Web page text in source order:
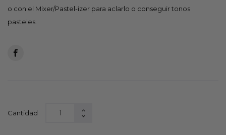
o con el Mixer/Pastel-izer para aclarlo o conseguir tonos
pasteles.
Cantidad